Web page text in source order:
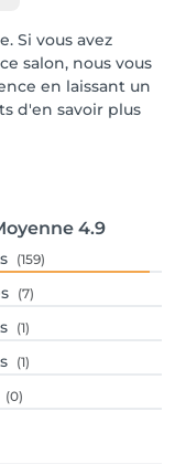
Si vous avez
salon, nous vous
en laissant un
d'en savoir plus
4.9
(159)
(7)
(1)
(1)
(0)